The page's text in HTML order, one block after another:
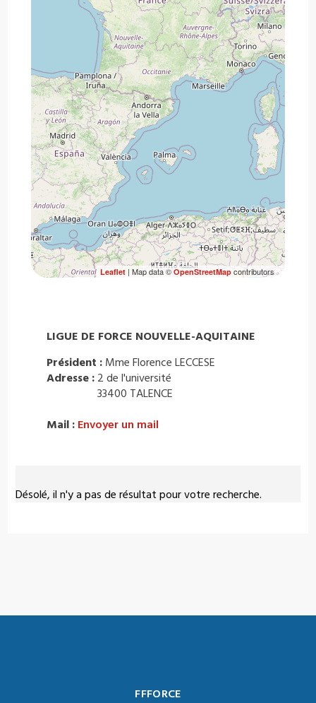
Désolé, il n'y a pas de résultat pour votre recherche.
Leaflet| Map data ©OpenStreetMapcontributors
LIGUE DE FORCE NOUVELLE-AQUITAINE
Président : Mme Florence LECCESE
Adresse : 2 de l'université
33400 TALENCE
Mail : Envoyer un mail
FFFORCE